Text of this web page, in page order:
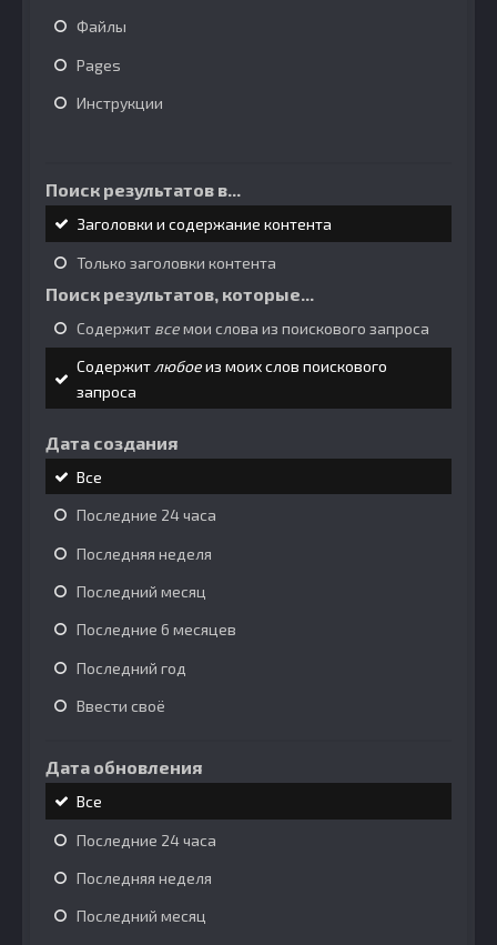
Файлы
Pages
Инструкции
Поиск результатов в...
Заголовки и содержание контента
Только заголовки контента
Поиск результатов, которые...
Содержит всемои слова из поискового запроса
Содержитлюбоеиз моих слов поискового
запроса
Дата создания
Все
Последние 24 часа
Последняя неделя
Последний месяц
Последние 6 месяцев
Последний год
Ввести своё
Дата обновления
Все
Последние 24 часа
Последняя неделя
Последний месяц